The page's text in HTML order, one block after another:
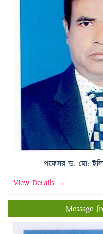
প্রফেসর ড. মো:
View Details →
Message